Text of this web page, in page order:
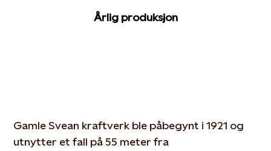
Årlig produksjon
Gamle Svean kraftverk ble påbegynt i 1921 og
utnytter et fall på 55 meter fra